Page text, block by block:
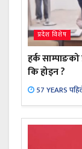
प्रदेश विशेष
हर्क
कि होइन ?
57 YEARS